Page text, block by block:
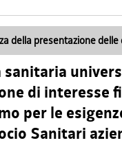
della presentazione
di interesse
per le
Sanitari